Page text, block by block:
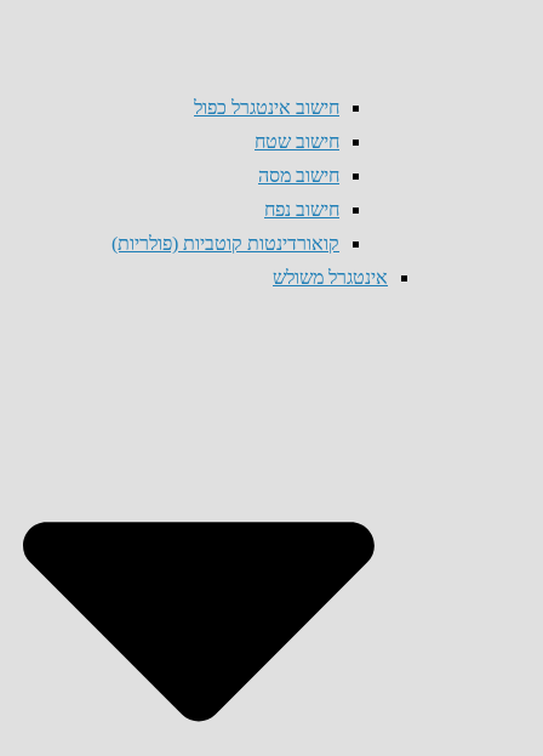
חישוב אינטגרל כפול
חישוב שטח
חישוב מסה
חישוב נפח
קואורדינטות קוטביות (פולריות)
אינטגרל משולש